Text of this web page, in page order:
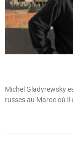
Michel Gladyrewsky
russes au Maroc où il